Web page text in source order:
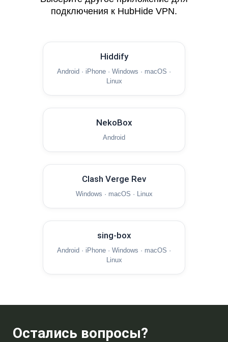
подключения к HubHide VPN.
Hiddify
Android · iPhone · Windows · macOS ·
Linux
NekoBox
Android
Clash Verge Rev
Windows · macOS · Linux
sing-box
Android · iPhone · Windows · macOS ·
Linux
Остались вопросы?